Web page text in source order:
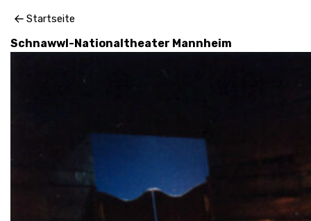
Startseite
cowboy / Aakeson / Regie: Andrea Gronemeyer /
Schnawwl-Nationaltheater Mannheim